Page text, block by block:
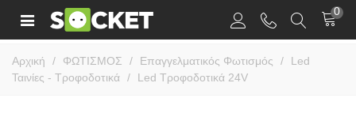
0
Αρχική / ΦΩΤΙΣΜΟΣ / Επαγγελματικός Φωτισμός /
Led
Ταινίες - Τροφοδοτικά / Led Τροφοδοτικά 24V